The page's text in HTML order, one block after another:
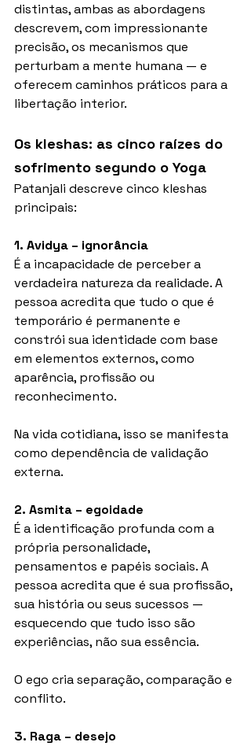
distintas, ambas as abordagens
descrevem, com impressionante
precisão, os mecanismos que
perturbam a mente humana — e
oferecem caminhos práticos para a
libertação interior.
Os kleshas: as cinco raízes do
sofrimento segundo o Yoga
Patanjali descreve cinco kleshas
principais:
1. Avidya – ignorância
É a incapacidade de perceber a
verdadeira natureza da realidade. A
pessoa acredita que tudo o que é
temporário é permanente e
constrói sua identidade com base
em elementos externos, como
aparência, profissão ou
reconhecimento.
Na vida cotidiana, isso se manifesta
como dependência de validação
externa.
2. Asmita – egoidade
É a identificação profunda com a
própria personalidade,
pensamentos e papéis sociais. A
pessoa acredita que é sua profissão,
sua história ou seus sucessos —
esquecendo que tudo isso são
experiências, não sua essência.
O ego cria separação, comparação e
conflito.
3. Raga – desejo